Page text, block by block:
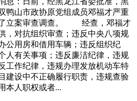
鸭山市政协原党组成员邓福才严重
了立案审查调查。 经查，邓福才
，对抗组织审查；违反中央八项规
公用房和借用车辆；违反组织纪
人有关事项；违反廉洁纪律，违规
工作纪律，违规办理发放机动车特
建设中不正确履行职责，违规查验
本人职权或者...